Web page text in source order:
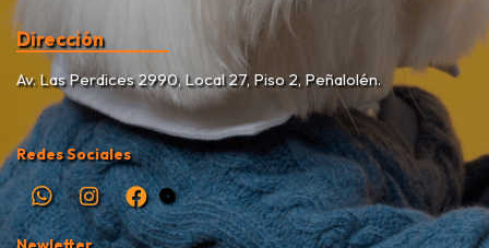
Dirección
Av. Las Perdices 2990, Local 27, Piso 2, Peñalolén.
Redes Sociales